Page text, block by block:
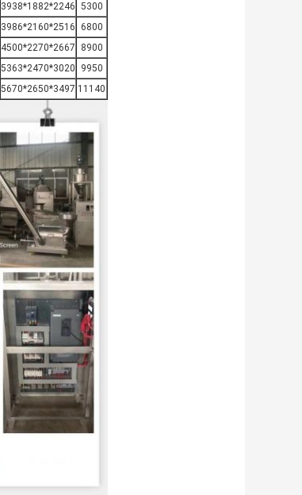
3938*1882*2246 5300
3986*2160*2516 6800
4500*2270*2667
8900
5363*2470*3020
9950
5670*2650*3497 11140